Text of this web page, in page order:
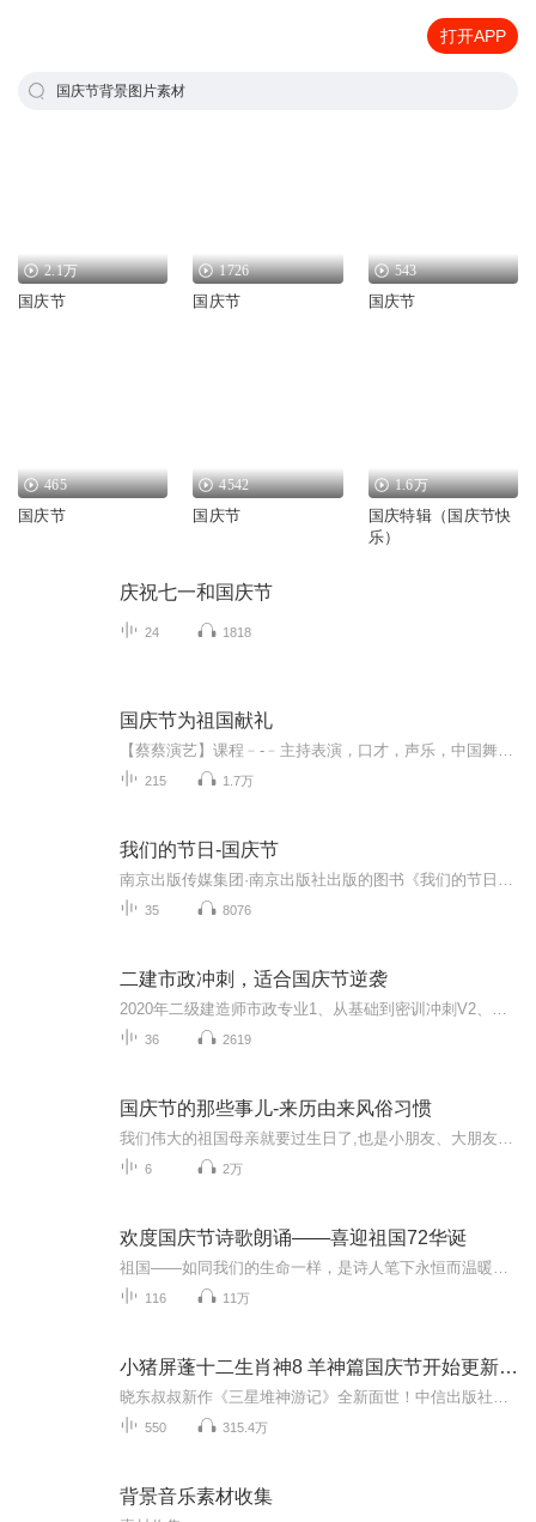
打开APP
国庆节背景图片素材
2.1万
国庆节
1726
国庆节
543
国庆节
465
国庆节
4542
国庆节
1.6万
国庆特辑（国庆节快
乐）
庆祝七一和国庆节
24 1818
国庆节为祖国献礼
215 1.7万
我们的节日-国庆节
35 8076
二建市政冲刺，适合国庆节逆袭
36 2619
国庆节的那些事儿-来历由来风俗习惯
6 2万
欢度国庆节诗歌朗诵——喜迎祖国72华诞
116 11万
小猪屏蓬十二生肖神8 羊神篇国庆节开始更新啦！
550 315.4万
背景音乐素材收集